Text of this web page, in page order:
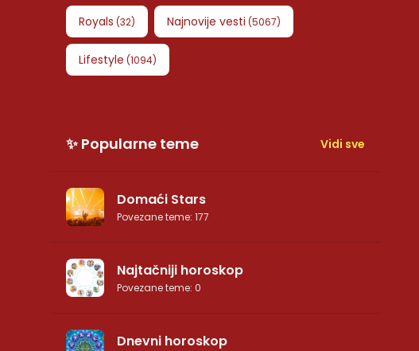
Royals (32) Najnovije vesti (5067)
Lifestyle (1094)
✨ Popularne teme Vidi sve
Domaći Stars
Povezane teme: 177
Najtačniji horoskop
Povezane teme: 0
Dnevni horoskop